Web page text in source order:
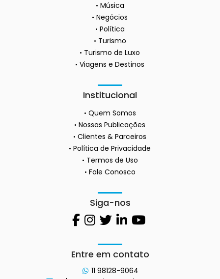
Música
Negócios
Política
Turismo
Turismo de Luxo
Viagens e Destinos
Institucional
Quem Somos
Nossas Publicações
Clientes & Parceiros
Política de Privacidade
Termos de Uso
Fale Conosco
Siga-nos
Entre em contato
11 98128-9064